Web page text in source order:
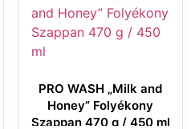
PRO WASH „Milk and
Honey” Folyékony
Szappan 470 g / 450 ml